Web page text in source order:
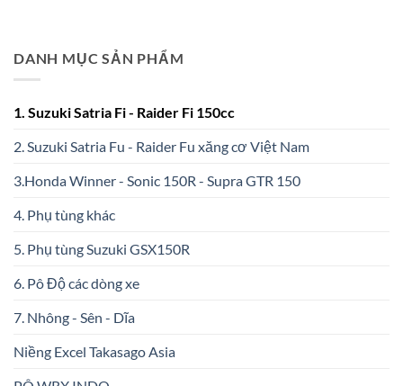
DANH MỤC SẢN PHẨM
1. Suzuki Satria Fi - Raider Fi 150cc
2. Suzuki Satria Fu - Raider Fu xăng cơ Việt Nam
3.Honda Winner - Sonic 150R - Supra GTR 150
4. Phụ tùng khác
5. Phụ tùng Suzuki GSX150R
6. Pô Độ các dòng xe
7. Nhông - Sên - Dĩa
Niềng Excel Takasago Asia